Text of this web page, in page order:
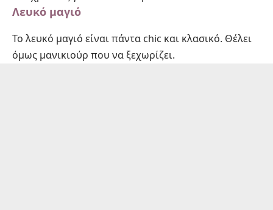
Λευκό μαγιό
Το λευκό μαγιό είναι πάντα chic και κλασικό. Θέλει
όμως μανικιούρ που να ξεχωρίζει.